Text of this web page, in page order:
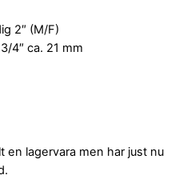
2″ (M/F)
4″ ca. 21 mm
en lagervara men har just nu